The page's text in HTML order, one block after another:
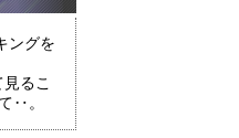
ングを
るこ
‥。